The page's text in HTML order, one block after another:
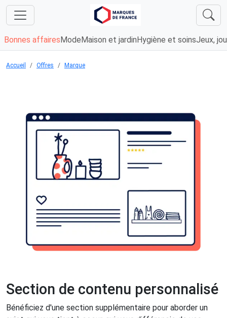
Bonnes affaires Mode Maison et jardin Hygiène et soinsJeux,
Accueil Offres Marque
Section de contenu personnalisé
Bénéficiez d'une section supplémentaire pour aborder un